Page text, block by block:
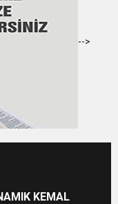
-->
KEMAL